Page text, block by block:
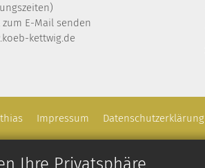
Ihre Privatsphäre
zum E-Mail senden
kettwig.de
Impressum Datenschutzerklärung